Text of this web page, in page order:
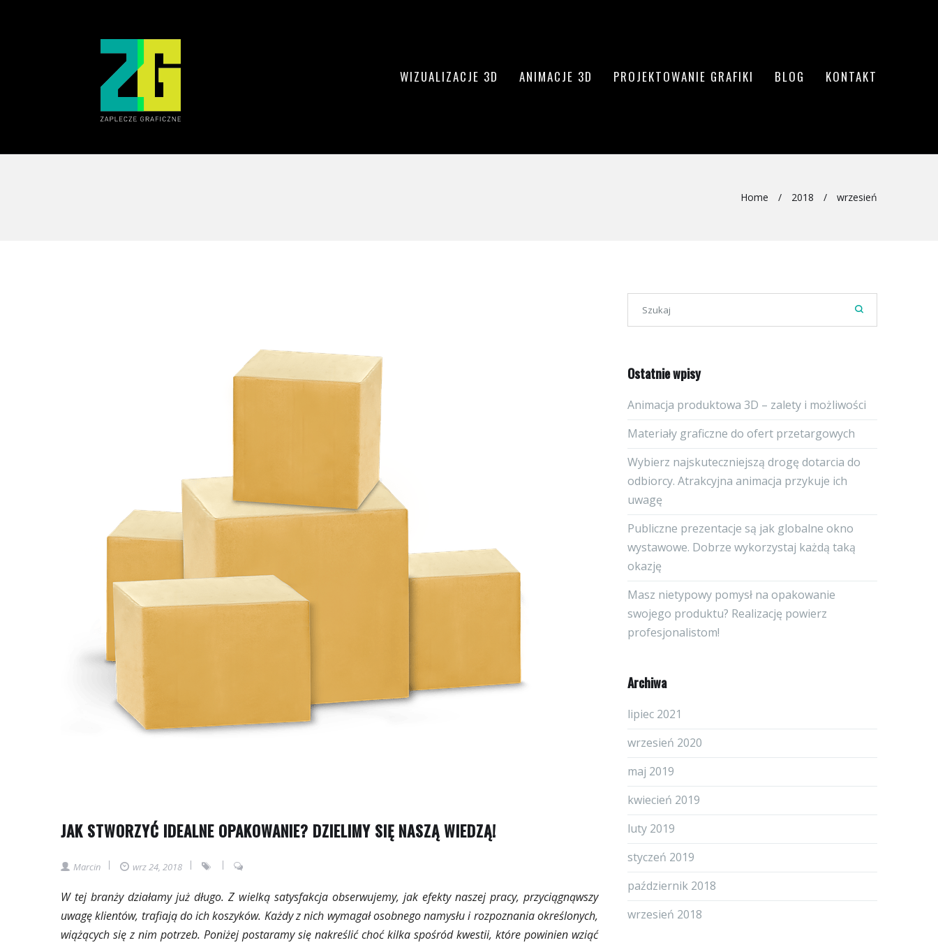
WIZUALIZACJE 3D ANIMACJE 3D PROJEKTOWANIE GRAFIKI BLOG KONTAKT
Home / 2018 / wrzesień
JAK STWORZYĆ IDEALNE OPAKOWANIE? DZIELIMY SIĘ NASZĄ WIEDZĄ!
Marcin wrz 24, 2018
W tej branży działamy już długo. Z wielką satysfakcja obserwujemy, jak efekty naszej pracy, przyciągnąwszy
uwagę klientów, trafiają do ich koszyków. Każdy z nich wymagał osobnego namysłu i rozpoznania określonych,
wiążących się z nim potrzeb. Poniżej postaramy się nakreślić choć kilka spośród kwestii, które powinien wziąć
Ostatnie wpisy
Animacja produktowa 3D – zalety i możliwości
Materiały graficzne do ofert przetargowych
Wybierz najskuteczniejszą drogę dotarcia do
odbiorcy. Atrakcyjna animacja przykuje ich
uwagę
Publiczne prezentacje są jak globalne okno
wystawowe. Dobrze wykorzystaj każdą taką
okazję
Masz nietypowy pomysł na opakowanie
swojego produktu? Realizację powierz
profesjonalistom!
Archiwa
lipiec 2021
wrzesień 2020
maj 2019
kwiecień 2019
luty 2019
styczeń 2019
październik 2018
wrzesień 2018